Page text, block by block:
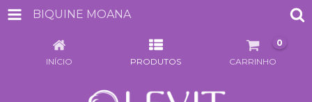
BIQUINE MOANA
INÍCIO PRODUTOS CARRINHO
0